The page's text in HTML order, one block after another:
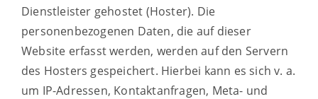
Dienstleister gehostet (Hoster). Die
personenbezogenen Daten, die auf dieser
Website erfasst werden, werden auf den Servern
des Hosters gespeichert. Hierbei kann es sich v. a.
um IP-Adressen, Kontaktanfragen, Meta- und